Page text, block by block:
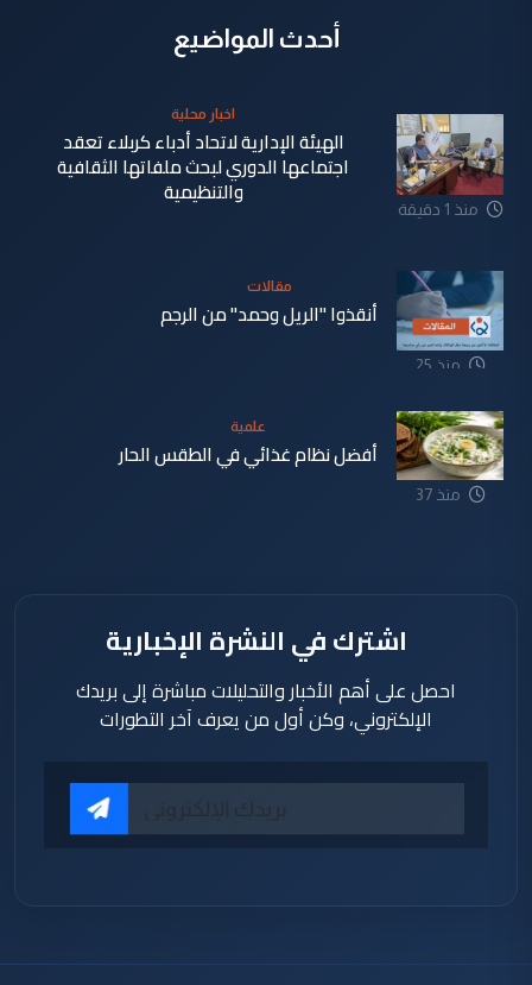
أحدث المواضيع
منذ 1 دقيقة
اخبار محلية
الهيئة الإدارية لاتحاد أدباء كربلاء تعقد
اجتماعها الدوري لبحث ملفاتها الثقافية
والتنظيمية
منذ 25
مقالات
أنقذوا "الريل وحمد" من الرجم
منذ 37
علمية
أفضل نظام غذائي في الطقس الحار
اشترك في النشرة الإخبارية
احصل على أهم الأخبار والتحليلات مباشرة إلى بريدك
الإلكتروني، وكن أول من يعرف آخر التطورات